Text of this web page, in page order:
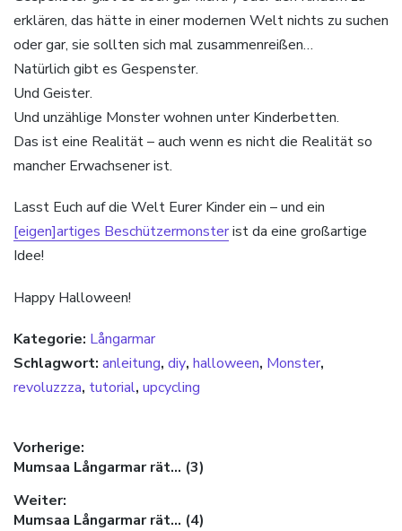
erklären, das hätte in einer modernen Welt nichts zu suchen
oder gar, sie sollten sich mal zusammenreißen…
Natürlich gibt es Gespenster.
Und Geister.
Und unzählige Monster wohnen unter Kinderbetten.
Das ist eine Realität – auch wenn es nicht die Realität so
mancher Erwachsener ist.
Lasst Euch auf die Welt Eurer Kinder ein – und ein
[eigen]artiges Beschützermonsterist da eine großartige
Idee!
Happy Halloween!
Kategorie: Långarmar
Schlagwort: anleitung, diy, halloween, Monster,
revoluzzza, tutorial, upcycling
Beitragsnavigation
Vorherige:
Vorheriger Beitrag:
Mumsaa Långarmar rät… (3)
Weiter:
Nächster Beitrag:
Mumsaa Långarmar rät… (4)